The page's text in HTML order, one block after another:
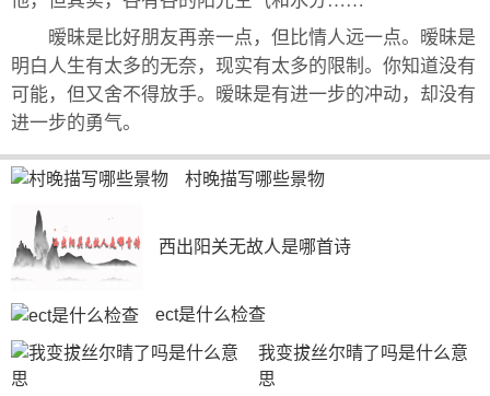
暧昧是比好朋友再亲一点，但比情人远一点。暧昧是
明白人生有太多的无奈，现实有太多的限制。你知道没有
可能，但又舍不得放手。暧昧是有进一步的冲动，却没有
进一步的勇气。
村晚描写哪些景物
西出阳关无故人是哪首诗
ect是什么检查
我变拔丝尔晴了吗是什么意
思